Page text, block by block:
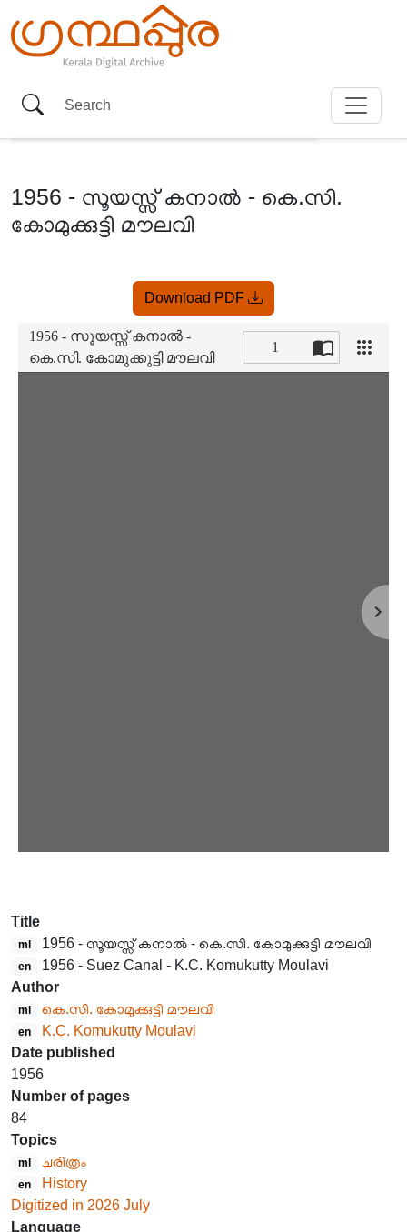
1956 - സൂയസ്സ് കനാൽ - കെ.സി.
കോമുക്കുട്ടി മൗലവി
Download PDF
Title
ml 1956 - സൂയസ്സ് കനാൽ - കെ.സി. കോമുക്കുട്ടി മൗലവി
en
1956 - Suez Canal - K.C. Komukutty Moulavi
Author
ml കെ.സി. കോമുക്കുട്ടി മൗലവി
en
K.C. Komukutty Moulavi
Date published
1956
Number of pages
84
Topics
ml ചരിത്രം
en
History
Digitized in 2026 July
Language